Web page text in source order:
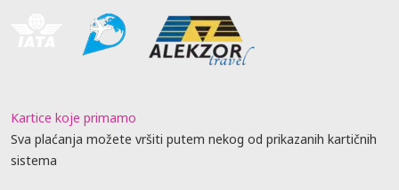
Kartice koje primamo
Sva plaćanja možete vršiti putem nekog od prikazanih kartičnih
sistema